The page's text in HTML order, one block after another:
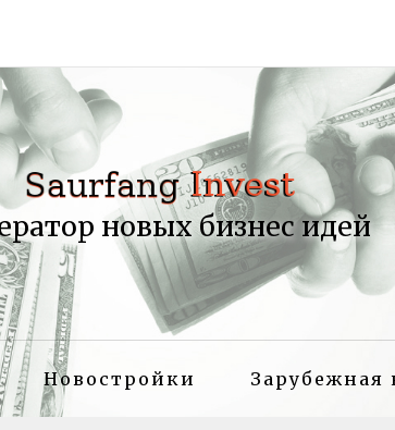
новых бизнес идей
Новостройки Зарубежная